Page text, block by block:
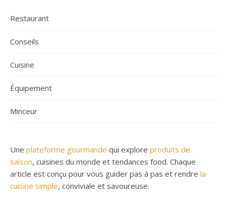
Restaurant
Conseils
Cuisine
Équipement
Minceur
Une plateforme gourmande qui explore produits de
saison, cuisines du monde et tendances food. Chaque
article est conçu pour vous guider pas à pas et rendre la
cuisine simple, conviviale et savoureuse.